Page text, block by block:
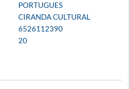
PORTUGUES
CIRANDA CULTURAL
6526112390
20